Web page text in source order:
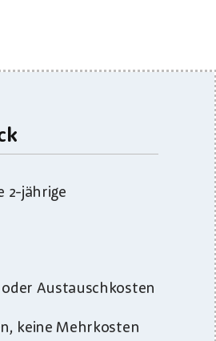
2-jährige
Austauschkosten
keine Mehrkosten